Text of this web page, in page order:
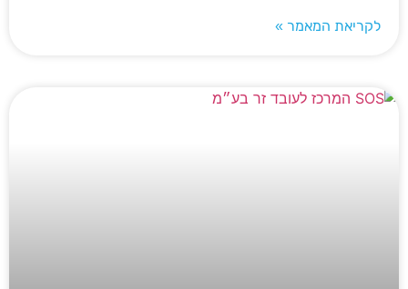
לקריאת המאמר »